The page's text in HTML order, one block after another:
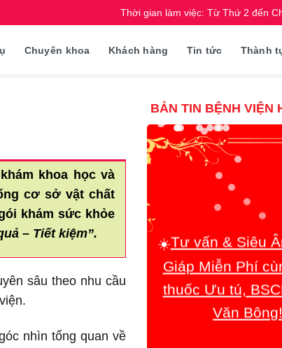
Thời gian làm việc: Từ Thứ 2 đến
Chuyên khoa Khách hàng Tin tức Thành
khoa học và
cơ sở vật chất
khám sức khỏe
– Tiết kiệm”.
sâu theo nhu cầu
nhìn tổng quan về
BẢN TIN BỆNH VIỆN
Tư vấn & Siêu
Giáp Miễn Phí
thuốc Ưu tú,
Văn Bông!
☀️Quy trình chăm
Hàng rất toàn